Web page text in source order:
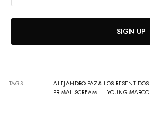
SIGN UP
TAGS ALEJANDRO PAZ & LOS RESENTIDOS
PRIMAL SCREAM
YOUNG MARCO